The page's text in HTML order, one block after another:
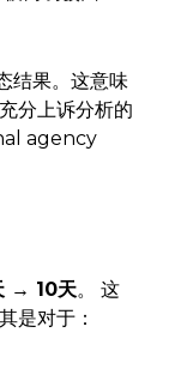
结果。这意味
分上诉分析的
agency
→ 10天。 这
是对于：